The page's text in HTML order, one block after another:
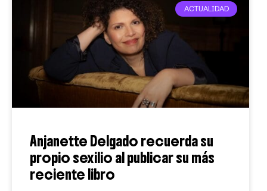
ACTUALIDAD
Anjanette Delgado recuerda su
propio sexilio al publicar su más
reciente libro